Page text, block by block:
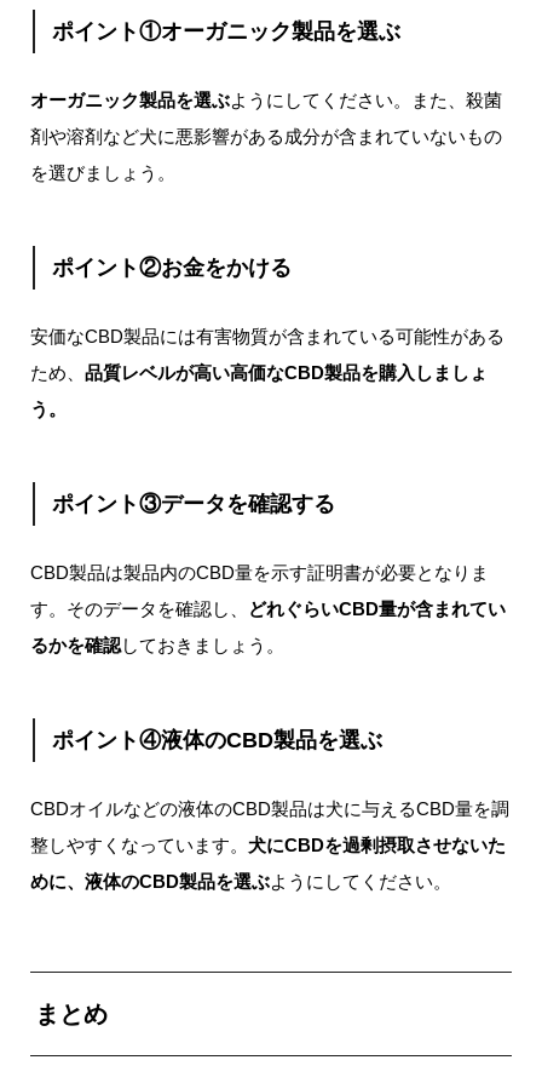
ポイント①オーガニック製品を選ぶ
オーガニック製品を選ぶようにしてください。また、殺菌
剤や溶剤など犬に悪影響がある成分が含まれていないもの
を選びましょう。
ポイント②お金をかける
安価なCBD製品には有害物質が含まれている可能性がある
ため、 品質レベルが高い高価なCBD製品を購入しましょ
う。
ポイント③データを確認する
CBD製品は製品内のCBD量を示す証明書が必要となりま
す。そのデータを確認し、
どれぐらいCBD量が含まれてい
るかを確認しておきましょう。
ポイント④液体のCBD製品を選ぶ
CBDオイルなどの液体のCBD製品は犬に与えるCBD量を調
整しやすくなっています。 犬にCBDを過剰摂取させないた
めに、液体のCBD製品を選ぶようにしてください。
まとめ